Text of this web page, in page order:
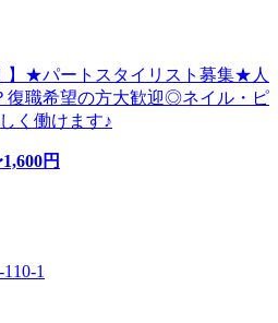
】★パートスタイリスト募集★人
復職希望の方大歓迎◎ネイル・ピ
く働けます♪
1,600円
1